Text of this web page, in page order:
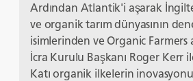
Ardından Atlantik'i aşarak
ve organik tarım dünyasının
isimlerinden ve Organic Farmers
İcra Kurulu Başkanı Roger Kerr
Katı organik ilkelerin